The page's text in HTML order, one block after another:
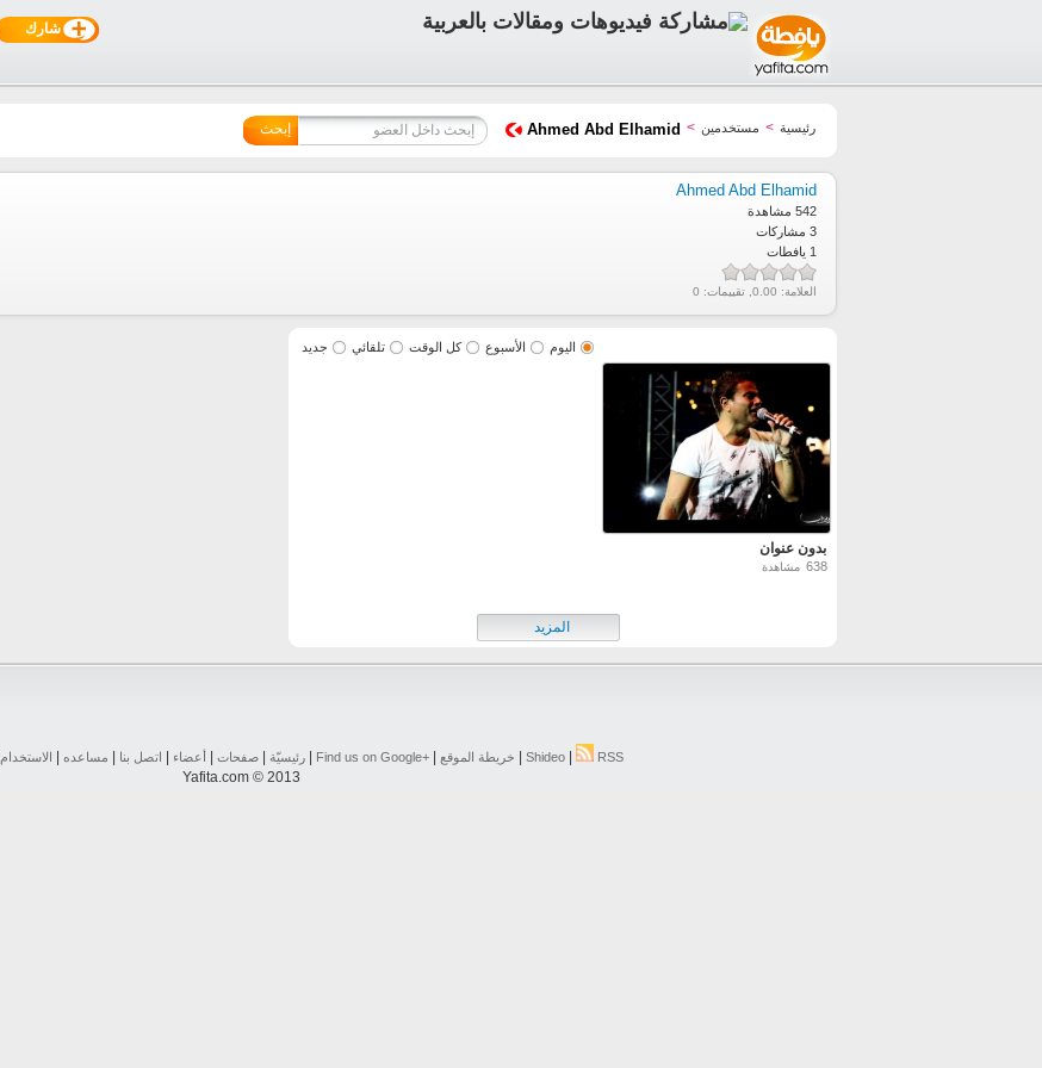
شارك
رئيسية > مستخدمين >
Ahmed Abd Elhamid إبحث
Ahmed Abd Elhamid
542 مشاهدة
3 مشاركات
1 يافطات
العلامة: 0.00 , تقييمات: 0
اليوم الأسبوع كل الوقت تلقائي جديد
بدون عنوان
638 مشاهدة
المزيد
Shideo RSS خريطة الموقع Find us on ‪Google+‬‏ رئيسيّة صفحات أعضاء اتصل بنا مساعده الاستخدام
Yafita.com © 2013